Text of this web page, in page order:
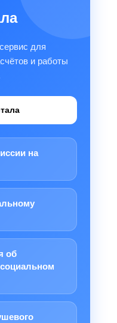
для
и работы
на
об